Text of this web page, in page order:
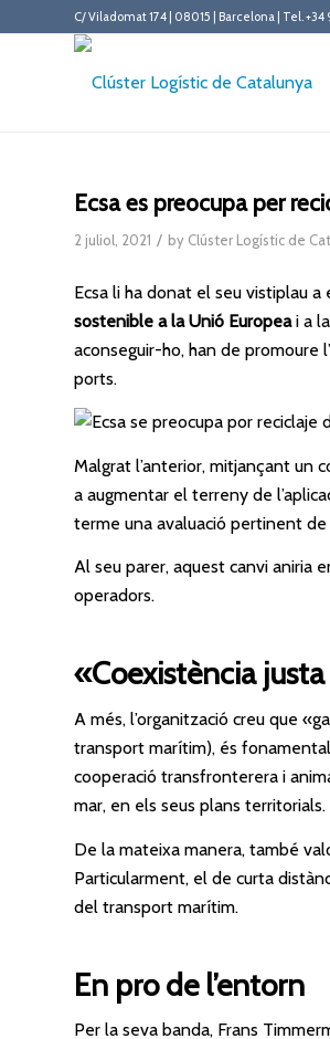
C/ Viladomat 174 | 08015 | Barcelona | Tel.
Ecsa es preocupa per
2 juliol, 2021 / by Clúster Logístic de
Ecsa li ha donat el seu vistiplau a
sostenible a la Unió Europeai a
aconseguir-ho, han de promoure
ports.
Malgrat l’anterior, mitjançant un
a augmentar el terreny de
terme una avaluació pertinent de
Al seu parer, aquest canvi aniria
operadors.
«Coexistència
A més, l’organització creu que
transport marítim), és
cooperació transfronterera i
mar, en els seus plans territorials.
De la mateixa manera, també
Particularment, el de curta
del transport marítim.
En pro de l’entorn
Per la seva banda, Frans